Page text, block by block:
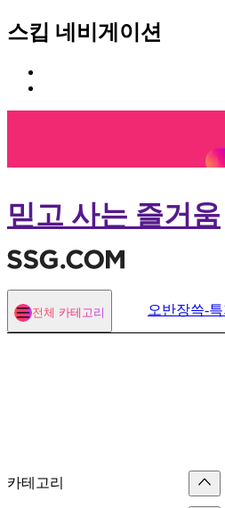
스킵 네비게이션
고
뉴
로
가
문
가
믿고 사는 즐거움
전체 카테고리 오반장쓱-
카테고리